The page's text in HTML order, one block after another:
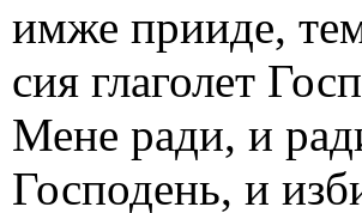
имже прииде,
сия глаголет
Мене ради, и
Господень, и